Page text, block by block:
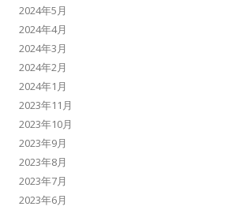
2024年5月
2024年4月
2024年3月
2024年2月
2024年1月
2023年11月
2023年10月
2023年9月
2023年8月
2023年7月
2023年6月